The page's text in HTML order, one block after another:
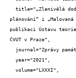
plánování“ i
publikaci Ústavu
ČVUT v Praze",